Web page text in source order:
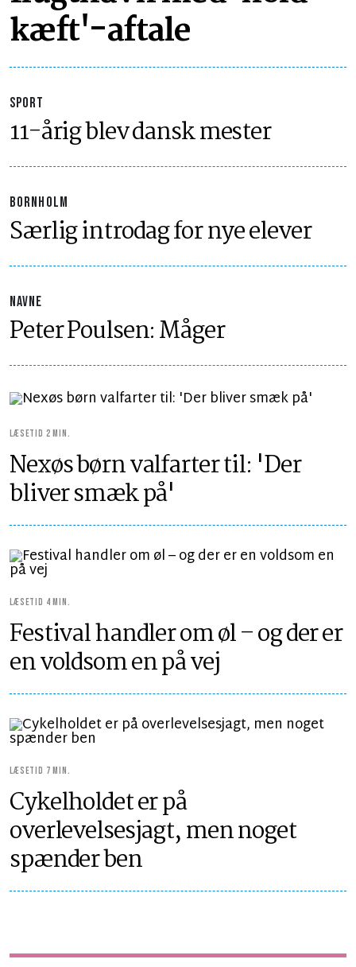
kæft'-aftale
SPORT
11-årig blev dansk mester
BORNHOLM
Særlig introdag for nye elever
NAVNE
Peter Poulsen: Måger
LÆSETID 2 MIN.
Nexøs børn valfarter til: 'Der
bliver smæk på'
LÆSETID 4 MIN.
Festival handler om øl – og der er
en voldsom en på vej
LÆSETID 7 MIN.
Cykelholdet er på
overlevelsesjagt, men noget
spænder ben